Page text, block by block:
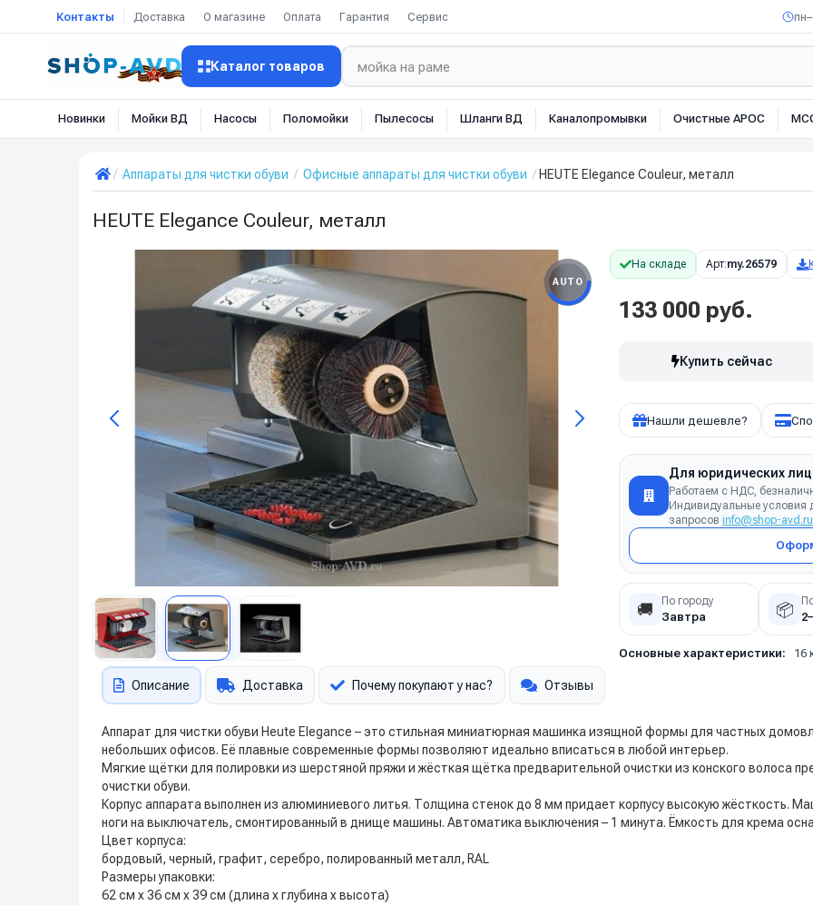
Контакты Доставка О магазине Оплата Гарантия Сервис
Каталог товаров
Новинки Мойки ВД Насосы Поломойки Пылесосы Шланги ВД Каналопромывки Очистные АРОС
Аппараты для чистки обуви Офисные аппараты для чистки обуви HEUTE Elegance Couleur, металл
HEUTE Elegance Couleur, металл
AUTO
На складе Арт:my.26579
133 000 руб.
Купить сейчас
Нашли дешевле?
Для юридических лиц
Работаем с НДС,
Индивидуальные условия
запросов info@shop-avd.ru
🚚 По городу
Завтра 📦
Основные характеристики: 16
Описание Доставка Почему покупают у нас? Отзывы
Аппарат для чистки обуви Heute Elegance – это стильная миниатюрная машинка изящной формы для частных
небольших офисов. Её плавные современные формы позволяют идеально вписаться в любой интерьер.
Мягкие щётки для полировки из шерстяной пряжи и жёсткая щётка предварительной очистки из конского
очистки обуви.
Корпус аппарата выполнен из алюминиевого литья. Толщина стенок до 8 мм придает корпусу высокую жёсткость.
ноги на выключатель, смонтированный в днище машины. Автоматика выключения – 1 минута. Ёмкость для крема
Цвет корпуса:
бордовый, черный, графит, серебро, полированный металл, RAL
Размеры упаковки:
62 см x 36 см x 39 см (длина x глубина x высота)